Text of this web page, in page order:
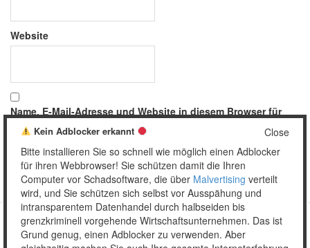
Website
Name, E-Mail-Adresse und Website in diesem Browser für
meinen nächsten Kommentar speichern.
Copyright © 2026 Unser täglich Spam.
Close
Kein Adblocker erkannt
Bitte installieren Sie so schnell wie möglich einen Adblocker
für ihren Webbrowser! Sie schützen damit die Ihren
Computer vor Schadsoftware, die über Malvertising verteilt
wird, und Sie schützen sich selbst vor Ausspähung und
intransparentem Datenhandel durch halbseiden bis
grenzkriminell vorgehende Wirtschaftsunternehmen. Das ist
Grund genug, einen Adblocker zu verwenden. Aber